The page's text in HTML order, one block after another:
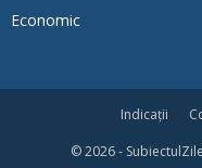
Economic
Indicații
© 2026 -